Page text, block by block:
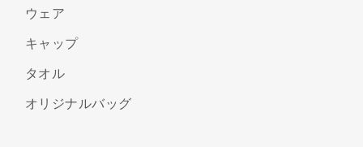
ウェア
キャップ
タオル
オリジナルバッグ